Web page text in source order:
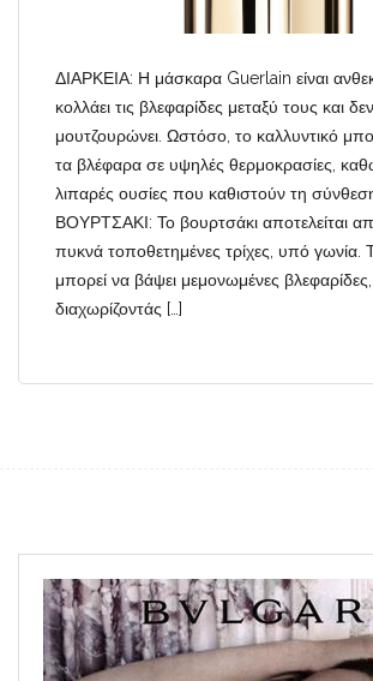
ΔΙΑΡΚΕΙΑ: Η μάσκαρα Guerlain είναι
κολλάει τις βλεφαρίδες μεταξύ τους και δεν
μουτζουρώνει. Ωστόσο, το καλλυντικό
τα βλέφαρα σε υψηλές θερμοκρασίες,
λιπαρές ουσίες που καθιστούν τη
ΒΟΥΡΤΣΑΚΙ: Το βουρτσάκι αποτελείται
πυκνά τοποθετημένες τρίχες, υπό γωνία.
μπορεί να βάψει μεμονωμένες βλεφαρίδες,
διαχωρίζοντάς […]